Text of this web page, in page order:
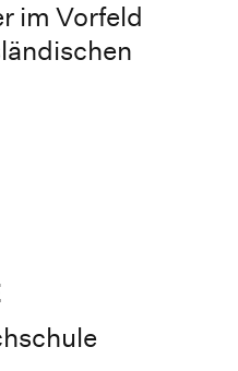
im Vorfeld